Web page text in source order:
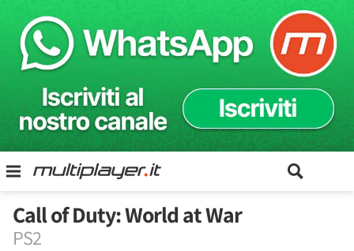
Call of Duty: World at War
PS2